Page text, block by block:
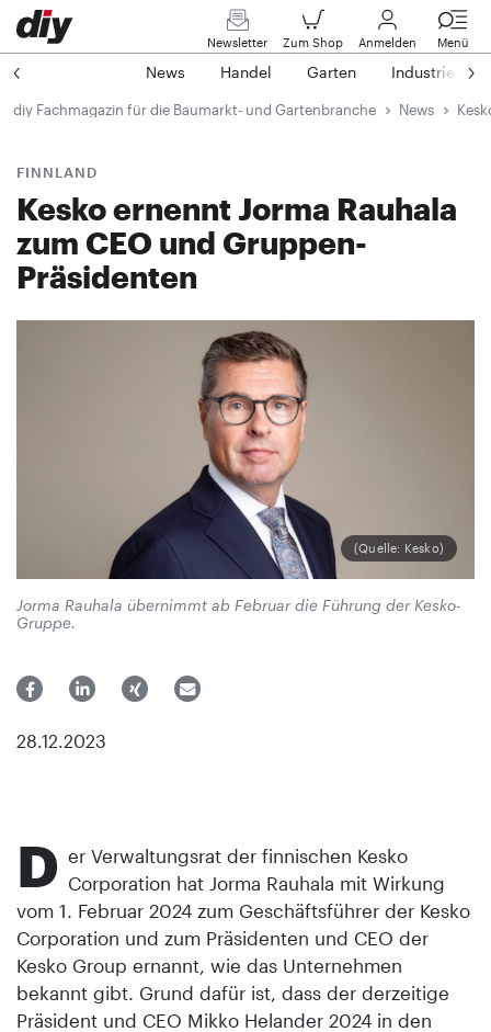
Newsletter Zum Shop Anmelden Menü
News Handel Garten Industrie
diy Fachmagazin für die Baumarkt- und Gartenbranche News
FINNLAND
Kesko ernennt Jorma Rauhala
zum CEO und Gruppen-
Präsidenten
(Quelle: Kesko)
Jorma Rauhala übernimmt ab Februar die Führung der Kesko-
Gruppe.
28.12.2023
D er Verwaltungsrat der finnischen Kesko
Corporation hat Jorma Rauhala mit Wirkung
vom 1. Februar 2024 zum Geschäftsführer der Kesko
Corporation und zum Präsidenten und CEO der
Kesko Group ernannt, wie das Unternehmen
bekannt gibt. Grund dafür ist, dass der derzeitige
Präsident und CEO Mikko Helander 2024 in den